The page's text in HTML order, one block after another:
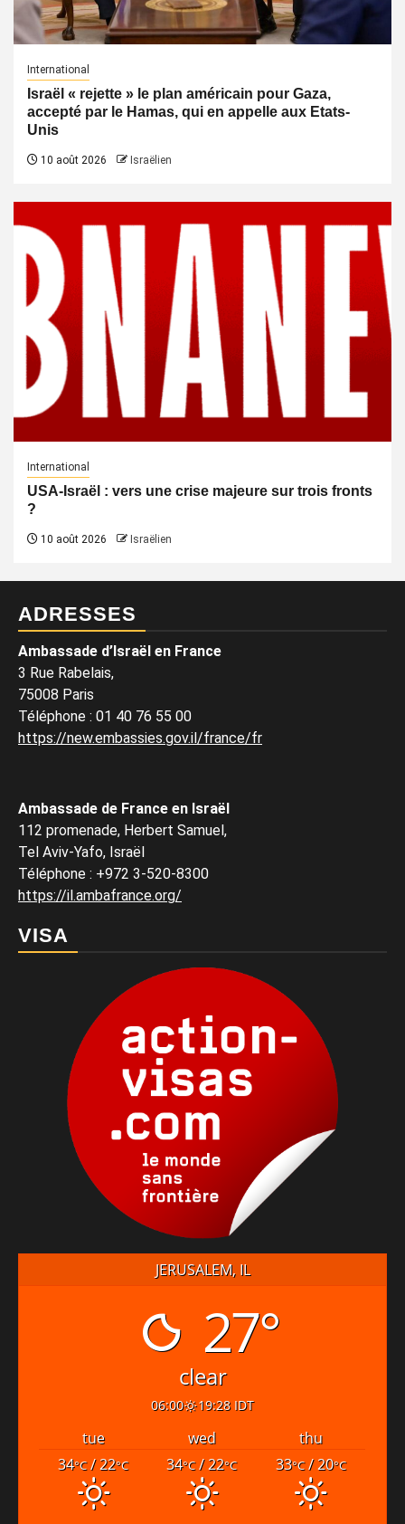
International
Israël « rejette » le plan américain pour Gaza,
accepté par le Hamas, qui en appelle aux Etats-
Unis
10 août 2026 Israëlien
International
USA-Israël : vers une crise majeure sur trois fronts
?
10 août 2026 Israëlien
ADRESSES
Ambassade d’Israël en France
3 Rue Rabelais,
75008 Paris
Téléphone : 01 40 76 55 00
https://new.embassies.gov.il/france/fr
Ambassade de France en Israël
112 promenade, Herbert Samuel,
Tel Aviv-Yafo, Israël
Téléphone : +972 3-520-8300
https://il.ambafrance.org/
VISA
JERUSALEM, IL
27°
clear
06:00 19:28 IDT
tue wed
thu
34°C/ 22°C 34°C/ 22°C 33°C/ 20°C